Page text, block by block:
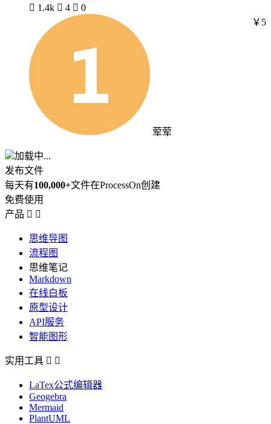
 1.4k  4  0
荤荤
￥5
加载中...
发布文件
每天有100,000+文件在ProcessOn创建
免费使用
产品  
思维导图
流程图
思维笔记
Markdown
在线白板
原型设计
API服务
智能图形
实用工具  
LaTex公式编辑器
Geogebra
Mermaid
PlantUML